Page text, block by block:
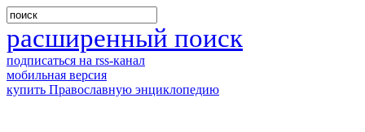
расширенный поиск
подписаться на rss-канал
мобильная версия
купить Православную энциклопедию